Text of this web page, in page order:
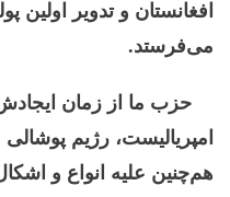
افغانستان و تدویر اولین
می‌فرستد.
حزب ما از زمان ایجادش
امپریالیست، رژیم
هم‌چنین علیه انواع و